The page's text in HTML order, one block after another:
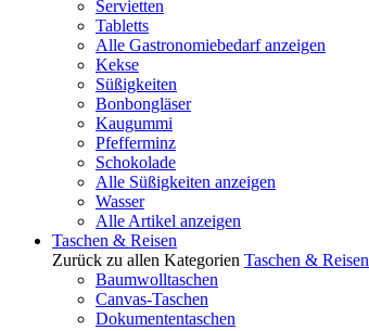
Servietten
Tabletts
Alle Gastronomiebedarf anzeigen
Kekse
Süßigkeiten
Bonbongläser
Kaugummi
Pfefferminz
Schokolade
Alle Süßigkeiten anzeigen
Wasser
Alle Artikel anzeigen
Taschen & Reisen
Zurück zu allen Kategorien Taschen & Reisen
Baumwolltaschen
Canvas-Taschen
Dokumententaschen